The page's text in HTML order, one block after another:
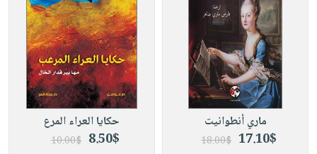
ماري أنطوانيت
17.10$
18.00$
حكايا العراء المرع
8.50$
10.00$